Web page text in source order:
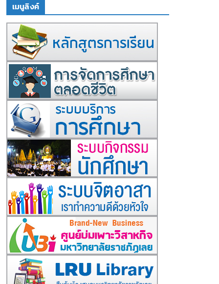
เมนูลิงค์